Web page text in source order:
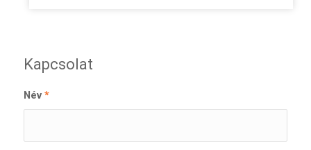
Kapcsolat
Név *